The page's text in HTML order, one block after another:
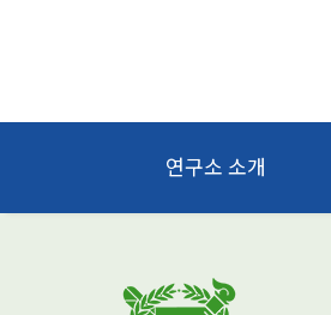
연구소 소개